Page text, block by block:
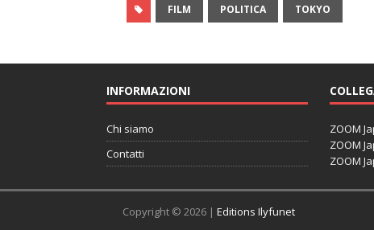
FILM POLITICA TOKYO
INFORMAZIONI
Chi siamo
Contatti
ZOOM
ZOOM
ZOOM
Copyright © 2026 | Editions Ilyfunet